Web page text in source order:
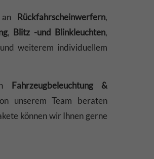
Rückfahrscheinwerfern,
, Blitz -und Blinkleuchten,
und weiterem individuellem
Fahrzeugbeleuchtung &
unserem Team beraten
können wir Ihnen gerne